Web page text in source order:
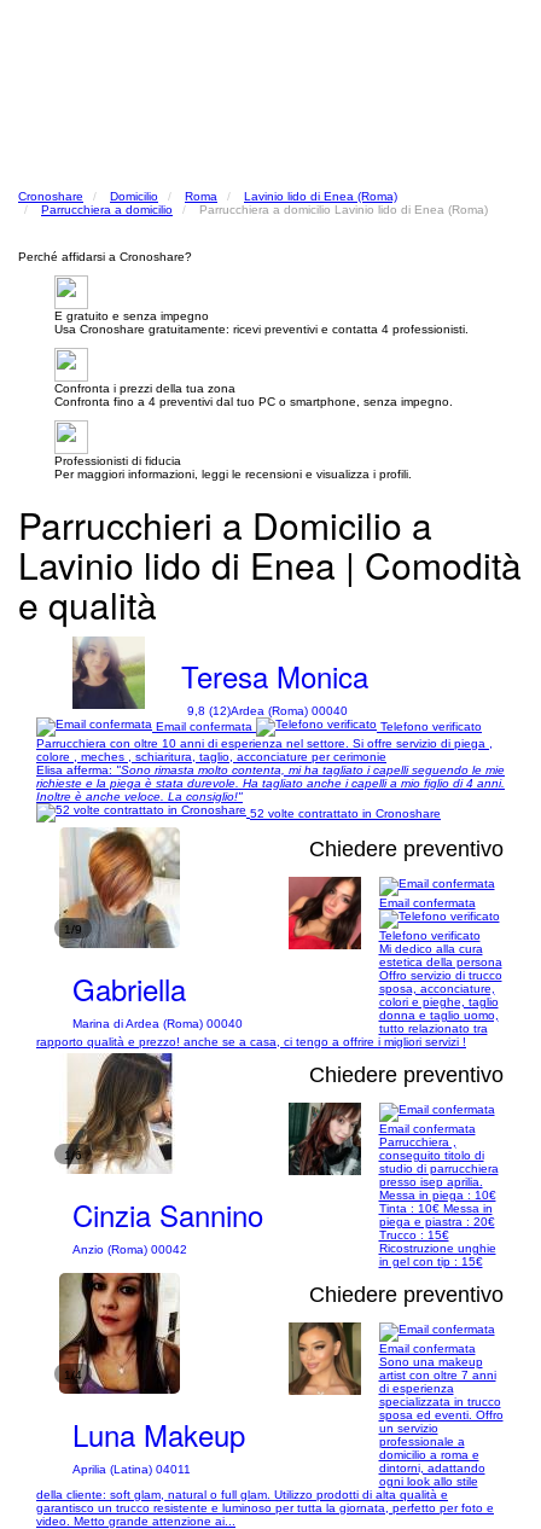
Cronoshare Domicilio Roma
Lavinio lido di Enea (Roma)
Parrucchiera a domicilio
Parrucchiera a domicilio Lavinio lido di Enea (Roma)
Perché affidarsi a Cronoshare?
E gratuito e senza impegno
Usa Cronoshare gratuitamente: ricevi preventivi e contatta 4 professionisti.
Confronta i prezzi della tua zona
Confronta fino a 4 preventivi dal tuo PC o smartphone, senza impegno.
Professionisti di fiducia
Per maggiori informazioni, leggi le recensioni e visualizza i profili.
Parrucchieri a Domicilio a
Lavinio lido di Enea | Comodità
e qualità
Teresa Monica
9,8 (12)Ardea (Roma) 00040
Email confermata
Telefono verificato
Parrucchiera con oltre 10 anni di esperienza nel settore. Si offre servizio di piega ,
colore , meches , schiaritura, taglio, acconciature per cerimonie
Elisa afferma: "Sono rimasta molto contenta, mi ha tagliato i capelli seguendo le mie
richieste e la piega è stata durevole. Ha tagliato anche i capelli a mio figlio di 4 anni.
Inoltre è anche veloce. La consiglio!"
52 volte contrattato in Cronoshare
1/9
Chiedere preventivo
Gabriella
Marina di Ardea (Roma) 00040
Email confermata
Telefono verificato
Mi dedico alla cura
estetica della persona
Offro servizio di trucco
sposa, acconciature,
colori e pieghe, taglio
donna e taglio uomo,
tutto relazionato tra
rapporto qualità e prezzo! anche se a casa, ci tengo a offrire i migliori servizi !
1/6
Chiedere preventivo
Cinzia Sannino
Anzio (Roma) 00042
Email confermata
Parrucchiera ,
conseguito titolo di
studio di parrucchiera
presso isep aprilia.
Messa in piega : 10€
Tinta : 10€ Messa in
piega e piastra : 20€
Trucco : 15€
Ricostruzione unghie
in gel con tip : 15€
1/4
Chiedere preventivo
Luna Makeup
Aprilia (Latina) 04011
Email confermata
Sono una makeup
artist con oltre 7 anni
di esperienza
specializzata in trucco
sposa ed eventi. Offro
un servizio
professionale a
domicilio a roma e
dintorni, adattando
ogni look allo stile
della cliente: soft glam, natural o full glam. Utilizzo prodotti di alta qualità e
garantisco un trucco resistente e luminoso per tutta la giornata, perfetto per foto e
video. Metto grande attenzione ai...